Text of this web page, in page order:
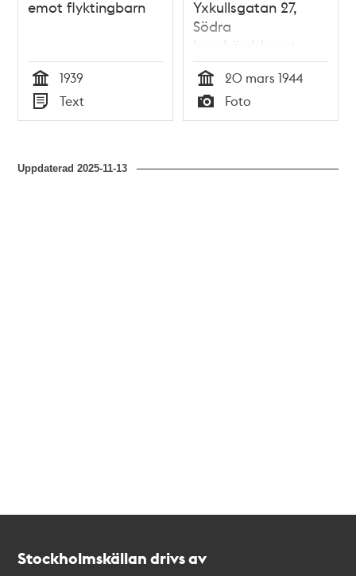
emot flyktingbarn
Tid
1939
Typ
Text
Yxkullsgatan 27,
Södra
barnbördshuset -
Maria Sjukhus.
Sovsal för finska
krigsbarn, två och
två i varje säng
Tid
20 mars 1944
Typ
Foto
Uppdaterad2025-11-13
Stockholmskällan drivs av